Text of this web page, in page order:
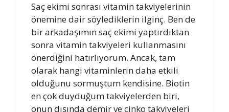
Saç ekimi sonrası vitamin takviyelerinin
önemine dair söylediklerin ilginç. Ben de
bir arkadaşımın saç ekimi yaptırdıktan
sonra vitamin takviyeleri kullanmasını
önerdiğini hatırlıyorum. Ancak, tam
olarak hangi vitaminlerin daha etkili
olduğunu sormuştum kendisine. Biotin
en çok duyduğum takviyelerden biri,
onun dışında demir ve çinko takviyeleri